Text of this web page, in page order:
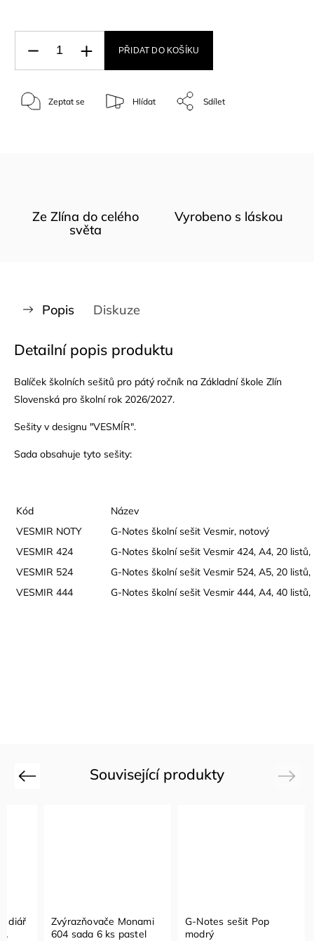
PŘIDAT DO KOŠÍKU
Zeptat se Hlídat Sdílet
Ze Zlína do celého
světa
Vyrobeno s láskou
Popis Diskuze
Detailní popis produktu
Balíček školních sešitů pro pátý ročník na Základní škole Zlín
Slovenská pro školní rok 2026/2027.
Sešity v designu "VESMÍR".
Sada obsahuje tyto sešity:
Kód
Název
VESMIR NOTY
G-Notes školní sešit Vesmir, notový
VESMIR 424
G-Notes školní sešit Vesmir 424, A4, 20 listů,
VESMIR 524
G-Notes školní sešit Vesmir 524, A5, 20 listů,
VESMIR 444
G-Notes školní sešit Vesmir 444, A4, 40 listů,
Související produkty
Previous
diář
Zvýrazňovače Monami
604 sada 6 ks pastel
G-Notes sešit Pop
modrý
Next